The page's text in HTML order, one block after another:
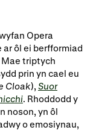
i'r teulu
Hygyrch
Opera
ar ôl ei berfformiad
triptych
prin yn cael eu
Cloak), Suor
. Rhoddodd y
noson, yn ôl
o emosiynau,